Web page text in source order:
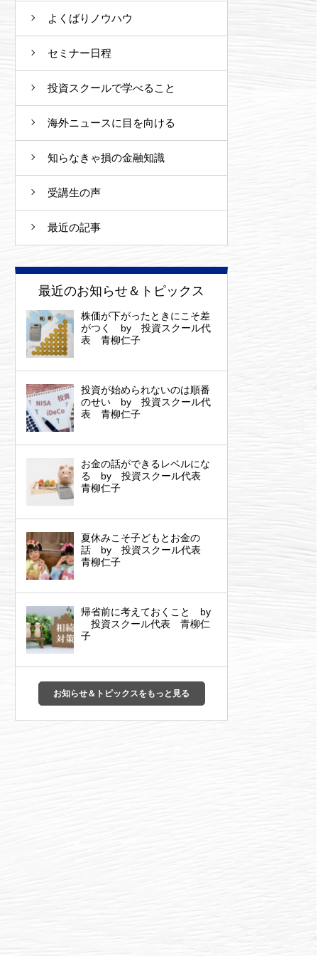
よくばりノウハウ
セミナー日程
投資スクールで学べること
海外ニュースに目を向ける
知らなきゃ損の金融知識
受講生の声
最近の記事
最近のお知らせ＆トピックス
株価が下がったときにこそ差
がつく by 投資スクール代
表 青柳仁子
投資が始められないのは順番
のせい by 投資スクール代
表 青柳仁子
お金の話ができるレベルにな
る by 投資スクール代表
青柳仁子
夏休みこそ子どもとお金の
話 by 投資スクール代表
青柳仁子
帰省前に考えておくこと by
投資スクール代表 青柳仁
子
お知らせ＆トピックスをもっと見る